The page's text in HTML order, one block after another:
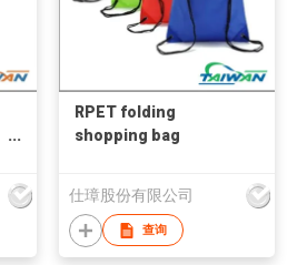
RPET folding
shopping bag
仕璋股份有限公司
查询